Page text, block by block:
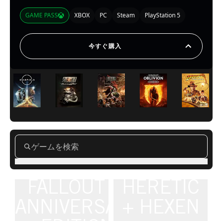
GAME PASS XBOX PC Steam PlayStation 5
今すぐ購入